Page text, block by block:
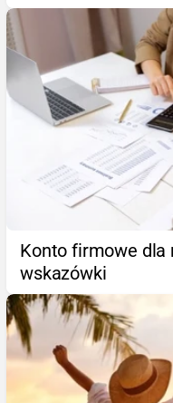
Konto firmowe dla
wskazówki